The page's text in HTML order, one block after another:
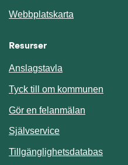
Webbplatskarta
Resurser
Anslagstavla
Tyck till om kommunen
Gör en felanmälan
SjälvserviceLänk till annan
TillgänglighetsdatabasLänk